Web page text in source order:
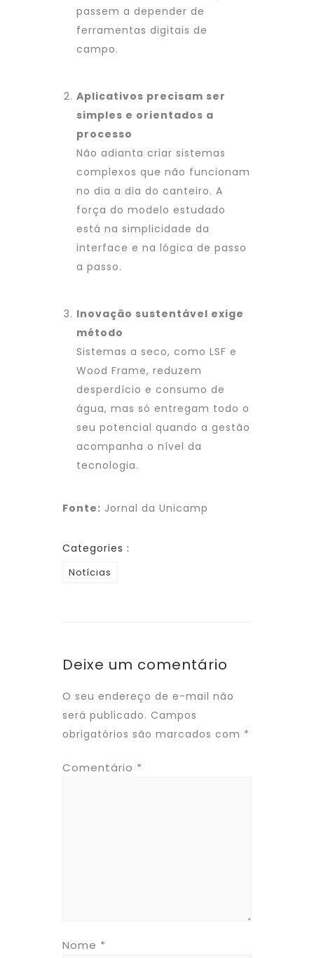
passem a depender de
ferramentas digitais de
campo.
Aplicativos precisam ser
simples e orientados a
processo
Não adianta criar sistemas
complexos que não funcionam
no dia a dia do canteiro. A
força do modelo estudado
está na simplicidade da
interface e na lógica de passo
a passo.
Inovação sustentável exige
método
Sistemas a seco, como LSF e
Wood Frame, reduzem
desperdício e consumo de
água, mas só entregam todo o
seu potencial quando a gestão
acompanha o nível da
tecnologia.
Fonte: Jornal da Unicamp
Categories :
Notícias
Deixe um comentário
O seu endereço de e-mail não
será publicado. Campos
obrigatórios são marcados com *
Comentário *
Nome *